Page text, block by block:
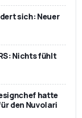
sich: Neuer
Nichts fühlt
hatte
den Nuvolari